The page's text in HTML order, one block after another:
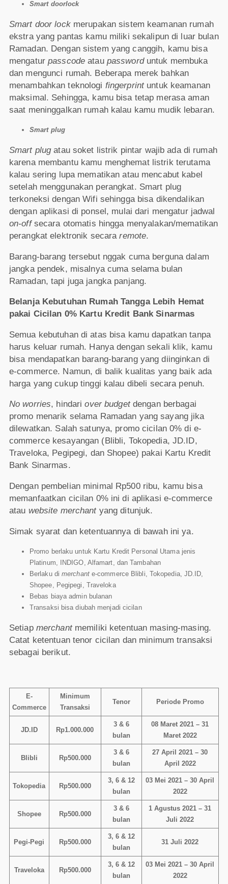
Smart doorlock
Smart door lockmerupakan sistem keamanan rumah
ekstra yang pantas kamu miliki sekalipun di luar bulan
Ramadan. Dengan sistem yang canggih, kamu bisa
mengaturpasscode atau password untuk membuka
dan mengunci rumah. Beberapa merek bahkan
menambahkan teknologi fingerprint untuk keamanan
maksimal. Sehingga, kamu bisa tetap merasa aman
saat meninggalkan rumah kalau kamu mudik lebaran.
Smart plug
Smart plugatau soket listrik pintar wajib ada di rumah
karena membantu kamu menghemat listrik terutama
kalau sering lupa mematikan atau mencabut kabel
setelah menggunakan perangkat. Smart plug
terkoneksi dengan Wifi sehingga bisa dikendalikan
dengan aplikasi di ponsel, mulai dari mengatur jadwal
on-offsecara otomatis hingga menyalakan/mematikan
perangkat elektronik secararemote.
Barang-barang tersebut nggak cuma berguna dalam
jangka pendek, misalnya cuma selama bulan
Ramadan, tapi juga jangka panjang.
Belanja Kebutuhan Rumah Tangga Lebih Hemat
pakai Cicilan 0% Kartu Kredit Bank Sinarmas
Semua kebutuhan di atas bisa kamu dapatkan tanpa
harus keluar rumah. Hanya dengan sekali klik, kamu
bisa mendapatkan barang-barang yang diinginkan di
e-commerce. Namun, di balik kualitas yang baik ada
harga yang cukup tinggi kalau dibeli secara penuh.
No worries, hindariover budget dengan berbagai
promo menarik selama Ramadan yang sayang jika
dilewatkan. Salah satunya, promo cicilan 0% di e-
commerce kesayangan (Blibli, Tokopedia, JD.ID,
Traveloka, Pegipegi, dan Shopee) pakai Kartu Kredit
Bank Sinarmas.
Dengan pembelian minimal Rp500 ribu, kamu bisa
memanfaatkan cicilan 0% ini di aplikasi e-commerce
atau website merchant yang ditunjuk.
Simak syarat dan ketentuannya di bawah ini ya.
Promo berlaku untuk Kartu Kredit Personal Utama jenis
Platinum, INDIGO, Alfamart, dan Tambahan
Berlaku dimerchant e-commerce Blibli, Tokopedia, JD.ID,
Shopee, Pegipegi, Traveloka
Bebas biaya admin bulanan
Transaksi bisa diubah menjadi cicilan
Setiap merchant memiliki ketentuan masing-masing.
Catat ketentuan tenor cicilan dan minimum transaksi
sebagai berikut.
E-
Commerce
Minimum
Transaksi
Tenor Periode Promo
JD.ID Rp1.000.000
3 & 6
bulan
08 Maret 2021 – 31
Maret 2022
Blibli Rp500.000
3 & 6
bulan
27 April 2021 – 30
April 2022
Tokopedia Rp500.000
3, 6 & 12
bulan
03 Mei 2021 – 30 April
2022
Shopee Rp500.000
3 & 6
bulan
1 Agustus 2021 – 31
Juli 2022
Pegi-Pegi Rp500.000
3, 6 & 12
bulan
31 Juli 2022
Traveloka Rp500.000
3, 6 & 12
bulan
03 Mei 2021 – 30 April
2022